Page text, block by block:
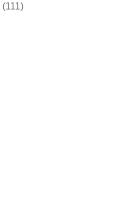
(111)